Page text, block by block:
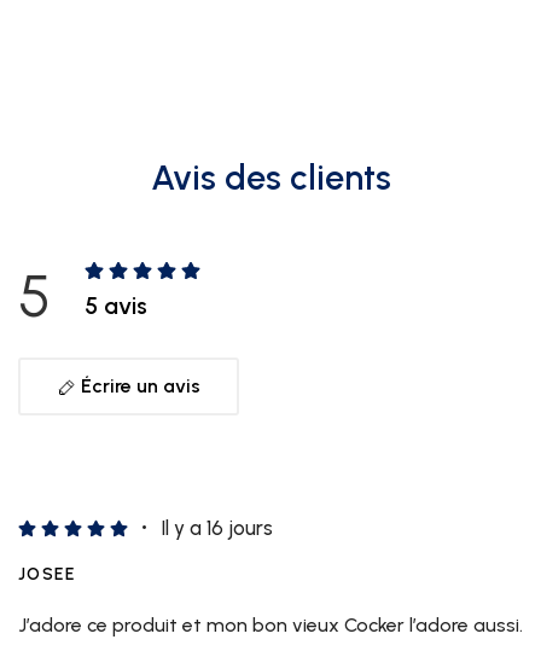
Avis des clients
5 5 avis
Écrire un avis
Il y a 16 jours
JOSEE
J’adore ce produit et mon bon vieux Cocker l’adore aussi.